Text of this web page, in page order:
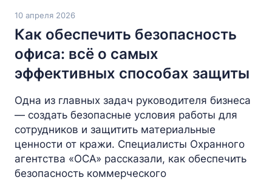
10 апреля 2026
Как обеспечить безопасность
офиса: всё о самых
эффективных способах защиты
Одна из главных задач руководителя бизнеса
— создать безопасные условия работы для
сотрудников и защитить материальные
ценности от кражи. Специалисты Охранного
агентства «ОСА» рассказали, как обеспечить
безопасность коммерческого